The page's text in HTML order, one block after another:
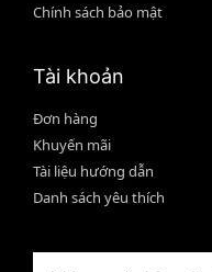
Chính sách bảo mật
Tài khoản
Đơn hàng
Khuyến mãi
Tài liệu hướng dẫn
Danh sách yêu thích